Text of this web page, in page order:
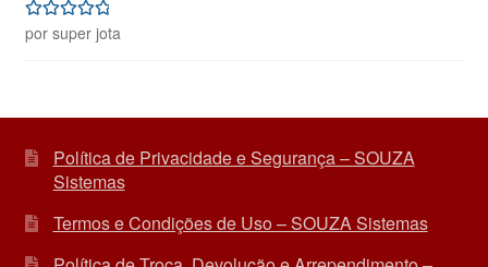
Avaliação5
por super jota
Política de Privacidade e Segurança – SOUZA
Sistemas
Termos e Condições de Uso – SOUZA Sistemas